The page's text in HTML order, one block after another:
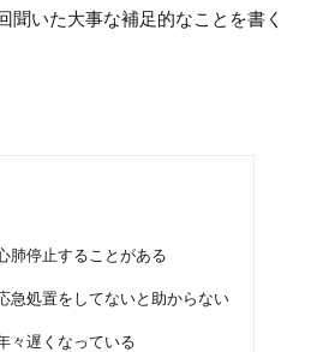
聞いた大事な補足的なことを書く
肺停止することがある
急処置をしてないと助からない
々遅くなっている